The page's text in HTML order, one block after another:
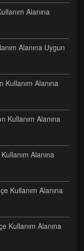
Alanına
Alanına Uygun
Alanına
Kullanım Alanına
Alanına
Kullanım Alanına
Kullanım Alanına